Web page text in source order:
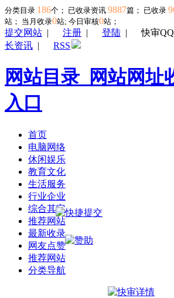
分类目录 186个； 已收录资讯 9887篇； 已收录
站； 当月收录0站; 今日审核0站；
提交网站 | 注册 | 登陆 |快审
长资讯 | RSS
网站目录_网站网址
入口
首页
电脑网络
休闲娱乐
教育文化
生活服务
行业企业
综合其它
推荐网站
最新收录
网友点赞
推荐网站
分类导航